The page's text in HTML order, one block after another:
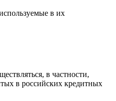
в их
в частности,
в российских кредитных